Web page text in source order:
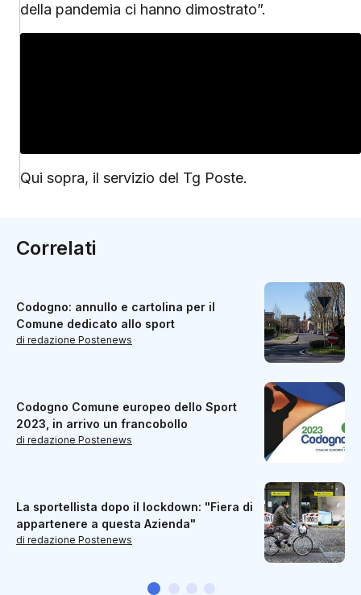
della pandemia ci hanno dimostrato”.
Qui sopra, il servizio del Tg Poste.
Correlati
Codogno: annullo e cartolina per il
Comune dedicato allo sport
di redazione Postenews
Codogno Comune europeo dello Sport
2023, in arrivo un francobollo
di redazione Postenews
La sportellista dopo il lockdown: "Fiera di
appartenere a questa Azienda"
di redazione Postenews